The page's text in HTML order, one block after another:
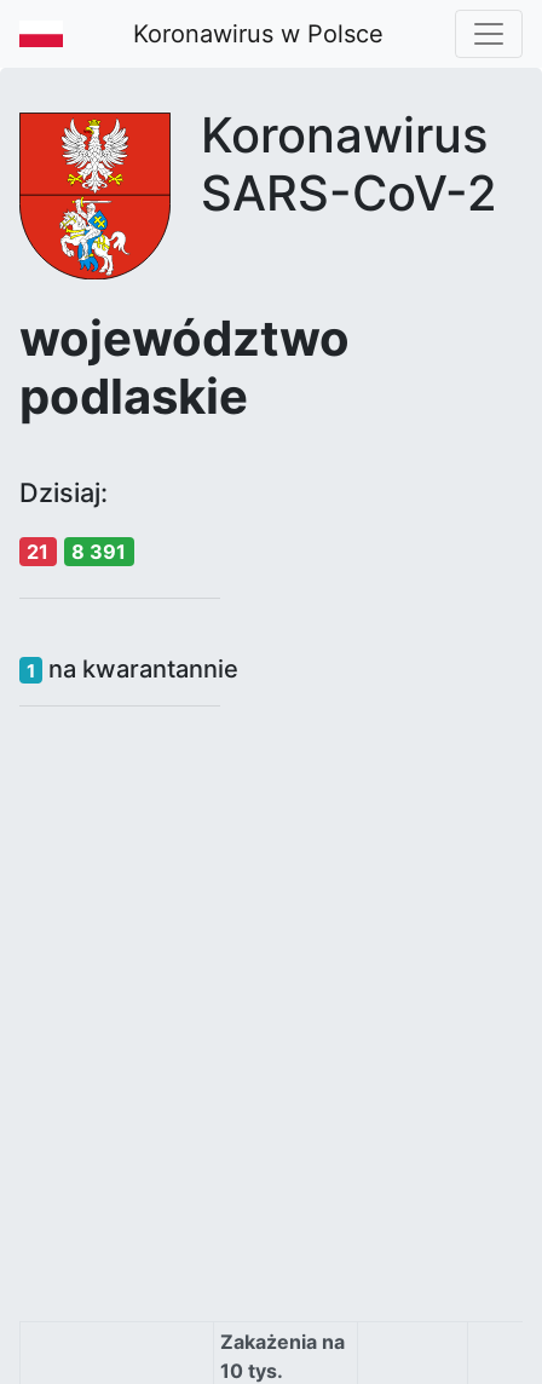
Koronawirus w Polsce
Koronawirus
SARS-CoV-2
województwo
podlaskie
Dzisiaj:
21 8 391
1 na kwarantannie
Zakażenia na
10 tys.